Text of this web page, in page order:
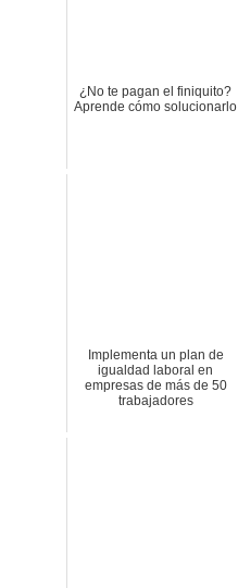
¿No te pagan el finiquito?
Aprende cómo solucionarlo
Implementa un plan de
igualdad laboral en
empresas de más de 50
trabajadores